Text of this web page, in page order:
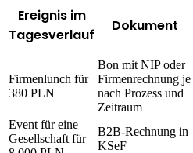
Ereignis im
Tagesverlauf
Dokument
Firmenlunch für
380 PLN
Bon mit NIP oder
Firmenrechnung je
nach Prozess und
Zeitraum
Event für eine
Gesellschaft für
B2B-Rechnung in
KSeF